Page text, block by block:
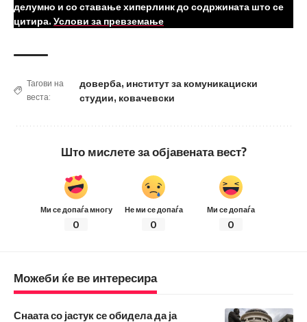
делумно и со ставање хиперлинк до содржината што се
цитира. Услови за превземање
Тагови на
веста:
доверба, институт за комуникациски
студии, ковачевски
Што мислете за објавената вест?
Ми се допаѓа многу
0
Не ми се допаѓа
0
Ми се допаѓа
0
Можеби ќе ве интересира
Снаата со јастук се обидела да ја